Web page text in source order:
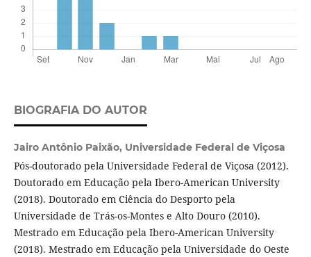
BIOGRAFIA DO AUTOR
Jairo Antônio Paixão, Universidade Federal de Viçosa
Pós-doutorado pela Universidade Federal de Viçosa (2012).
Doutorado em Educação pela Ibero-American University
(2018). Doutorado em Ciência do Desporto pela
Universidade de Trás-os-Montes e Alto Douro (2010).
Mestrado em Educação pela Ibero-American University
(2018). Mestrado em Educação pela Universidade do Oeste